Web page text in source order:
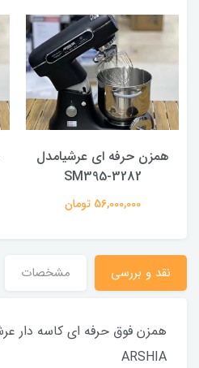
همزن حرفه ای عرشیامدل
SM395-3282
56,000,000 تومان
نقد و بررسی مشخصات
ARSHIA